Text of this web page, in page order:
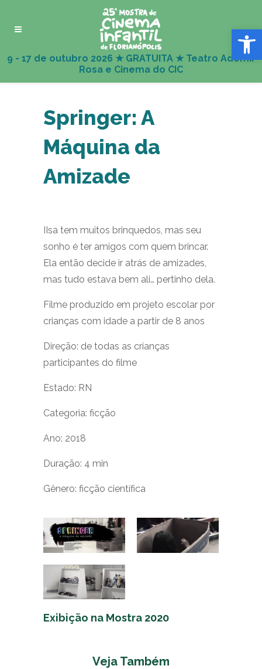
Abrir
Springer: A
Máquina da
Amizade
IIsa tem muitos brinquedos, mas seu
sonho é ter amigos com quem brincar.
Ela então decide ir atrás de amizades,
mas tudo estava bem ali… pertinho dela.
Filme produzido em projeto escolar por
crianças com idade a partir de 8 anos
Direção: de todas as crianças
participantes do filme
Estado: RN
Categoria: ficção
Ano: 2018
Duração: 4 min
Gênero: ficção científica
Exibição na Mostra 2020
Veja Também